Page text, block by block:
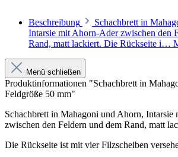
Beschreibung
Schachbrett in
Intarsie mit Ahorn-Ader zwischen den
Rand, matt lackiert. Die Rückseite i…
Menü schließen
Produktinformationen "Schachbrett in
Feldgröße 50 mm"
Schachbrett in Mahagoni und Ahorn,
zwischen den Feldern und dem Rand, matt
Die Rückseite ist mit vier Filzscheiben